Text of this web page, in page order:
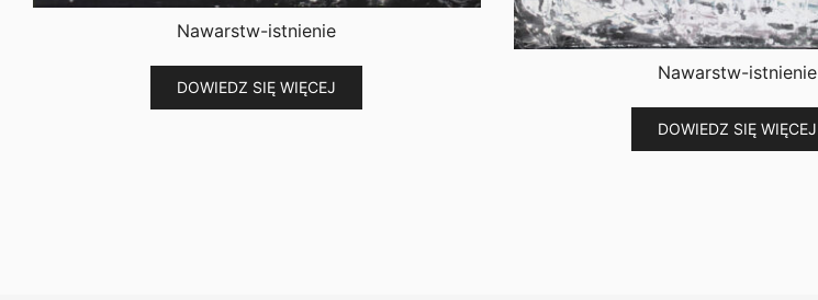
Nawarstw-istnienie
DOWIEDZ SIĘ WIĘCEJ
Nawarstw-istnienie
DOWIEDZ SIĘ WIĘCEJ